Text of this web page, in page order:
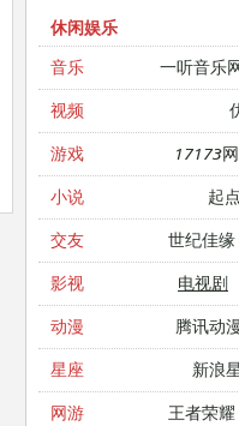
休闲娱乐
音乐
一听音乐
视频
游戏 17173
小说 起
交友 世纪佳缘
影视 电视剧
动漫 腾讯动
星座 新浪
网游 王者荣耀